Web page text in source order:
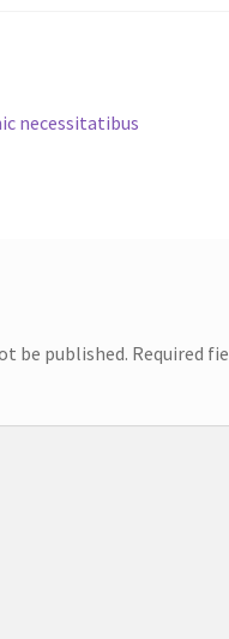
necessitatibus
be published. Required